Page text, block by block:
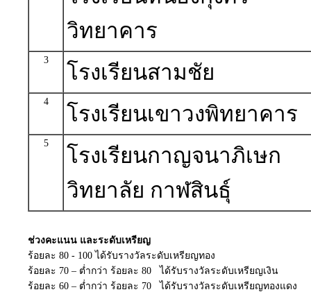
วิทยาคาร
3
โรงเรียนสามชัย
4
โรงเรียนเขาวงพิทยาคาร
5
โรงเรียนกาญจนาภิเษก
วิทยาลัย กาฬสินธุ์
ช่วงคะแนน และระดับเหรียญ
ร้อยละ 80 - 100 ได้รับรางวัลระดับเหรียญทอง
ร้อยละ 70 – ต่ำกว่า ร้อยละ 80 ได้รับรางวัลระดับเหรียญเงิน
ร้อยละ 60 – ต่ำกว่า ร้อยละ 70 ได้รับรางวัลระดับเหรียญทองแดง